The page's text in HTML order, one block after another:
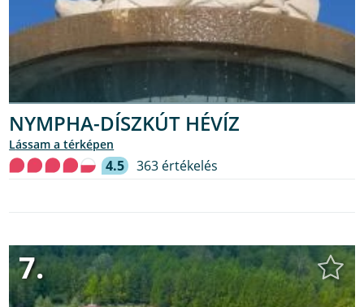
NYMPHA-DÍSZKÚT HÉVÍZ
lássam a térképen
4.5 363 értékelés
7.